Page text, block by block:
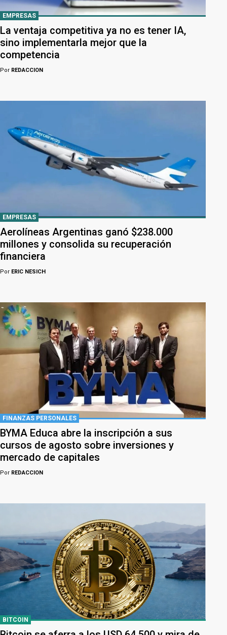
EMPRESAS
La ventaja competitiva ya no es tener IA,
sino implementarla mejor que la
competencia
Por REDACCION
EMPRESAS
Aerolíneas Argentinas ganó $238.000
millones y consolida su recuperación
financiera
Por ERIC NESICH
FINANZAS PERSONALES
BYMA Educa abre la inscripción a sus
cursos de agosto sobre inversiones y
mercado de capitales
Por REDACCION
BITCOIN